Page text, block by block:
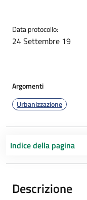
Data protocollo:
24 Settembre 19
Argomenti
Urbanizzazione
Indice della pagina
Descrizione